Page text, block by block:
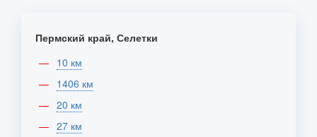
Пермский край, Селетки
10 км
1406 км
20 км
27 км